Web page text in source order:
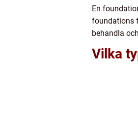
En
foundations
behandla
Vilka